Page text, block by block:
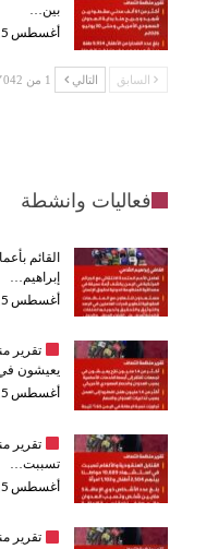
بين…
أغسطس 5, 2026
السابق التالي 1 من 3٬042
فعاليات وانشطة
القائم
إبراهيم…
أغسطس 5, 2026
تقرير
يعيشون
أغسطس 5, 2026
تقرير
تسببت…
أغسطس 5, 2026
تقرير